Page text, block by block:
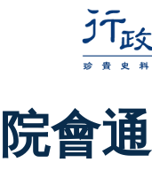
內
容院會